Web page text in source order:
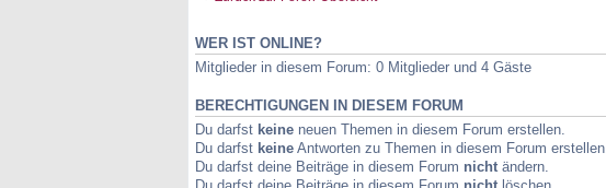
WER IST ONLINE?
Mitglieder in diesem Forum: 0 Mitglieder und 4 Gäste
BERECHTIGUNGEN IN DIESEM FORUM
Du darfst keine neuen Themen in diesem Forum erstellen.
Du darfst keine Antworten zu Themen in diesem Forum erstellen.
Du darfst deine Beiträge in diesem Forum nicht ändern.